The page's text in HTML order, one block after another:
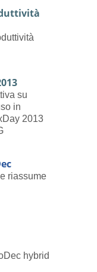
su
in
2013
riassume
hybrid